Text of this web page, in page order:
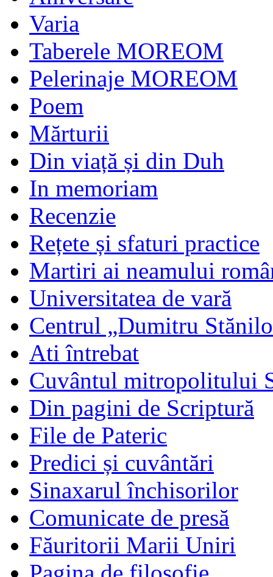
Varia
Taberele MOREOM
Pelerinaje MOREOM
Poem
Mărturii
Din viață și din Duh
In memoriam
Recenzie
Rețete și sfaturi practice
Martiri ai neamului
Universitatea de vară
Centrul „Dumitru
Ati întrebat
Cuvântul mitropolitului
Din pagini de Scriptură
File de Pateric
Predici și cuvântări
Sinaxarul închisorilor
Comunicate de presă
Făuritorii Marii Uniri